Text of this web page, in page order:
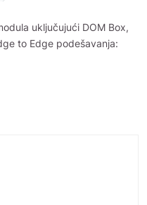
uključujući DOM Box,
to Edge podešavanja: